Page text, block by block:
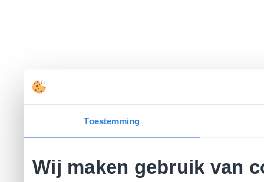
Toestemming
Wij maken gebruik van